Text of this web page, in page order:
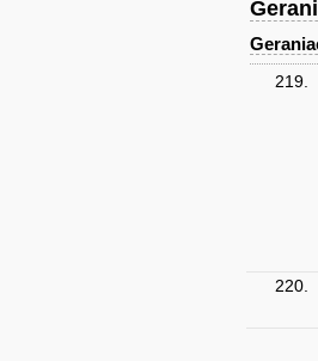
219.
220.